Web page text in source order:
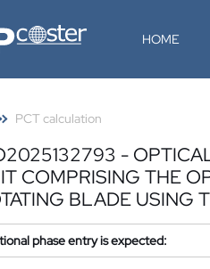
HOME
PCT calculation
-
COMPRISING THE
BLADE USING
phase entry is expected: